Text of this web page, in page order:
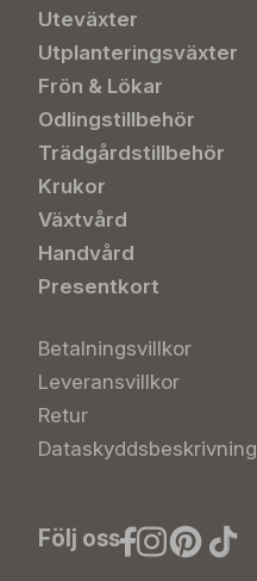
Uteväxter
Utplanteringsväxter
Frön & Lökar
Odlingstillbehör
Trädgårdstillbehör
Krukor
Växtvård
Handvård
Presentkort
Betalningsvillkor
Leveransvillkor
Retur
Dataskyddsbeskrivning
Följ oss